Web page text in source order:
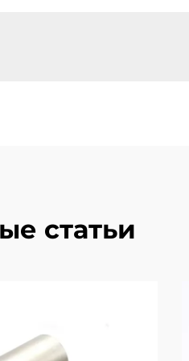
статьи